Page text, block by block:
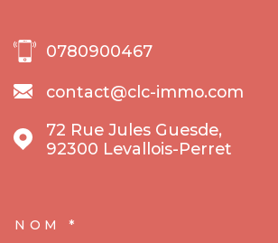
0780900467
contact@clc-immo.com
72 Rue Jules Guesde,
92300
Levallois-Perret
NOM *